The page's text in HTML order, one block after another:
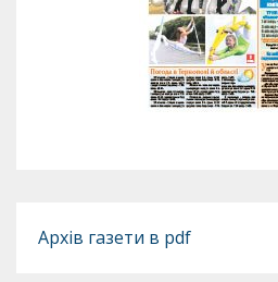
Архів газети в pdf